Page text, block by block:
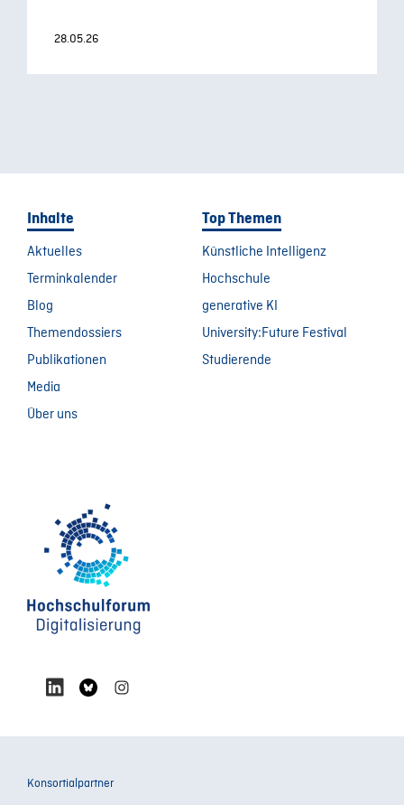
28.05.26
Inhalte
Aktuelles
Terminkalender
Blog
Themendossiers
Publikationen
Media
Über uns
Top Themen
Künstliche Intelligenz
Hochschule
generative KI
University:Future Festival
Studierende
Konsortialpartner